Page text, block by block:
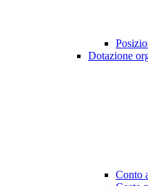
Dotazione
Conto